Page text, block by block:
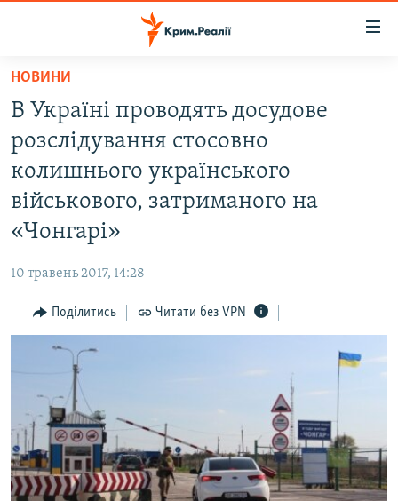
Перейти
основного
матеріалу
Перейти
до
основної
навігації
до
ВОДА.КРИМ
ВІДЕО ТА ФОТО
ПОЛІТИКА
БЛОГИ
ІНТЕРВ'Ю
ВСЕ ЗА ДЕНЬ
СПЕЦПРОЕКТИ
ДЕПОРТАЦІЯ
ВІДЕОУРОКИ «ELIFBE»
СВІДЧЕННЯ ОКУПАЦІЇ
УКРАЇНСЬКА ПРОБЛЕМА КРИМУ
ЯК ОБІЙТИ БЛОКУВАННЯ
Русский
Qırımtatar
НОВИНИ
В Україні проводять досудове
розслідування стосовно
колишнього українського
військового, затриманого на
«Чонгарі»
10 травень 2017, 14:28
Поділитись Читати без VPN